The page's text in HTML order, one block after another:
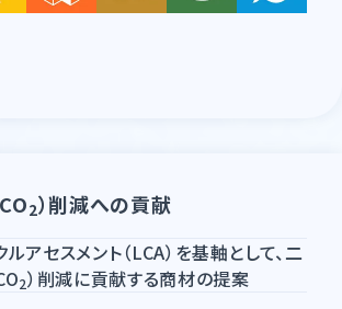
2）削減への貢献
ルアセスメント（LCA）を基軸として、二
2）削減に貢献する商材の提案